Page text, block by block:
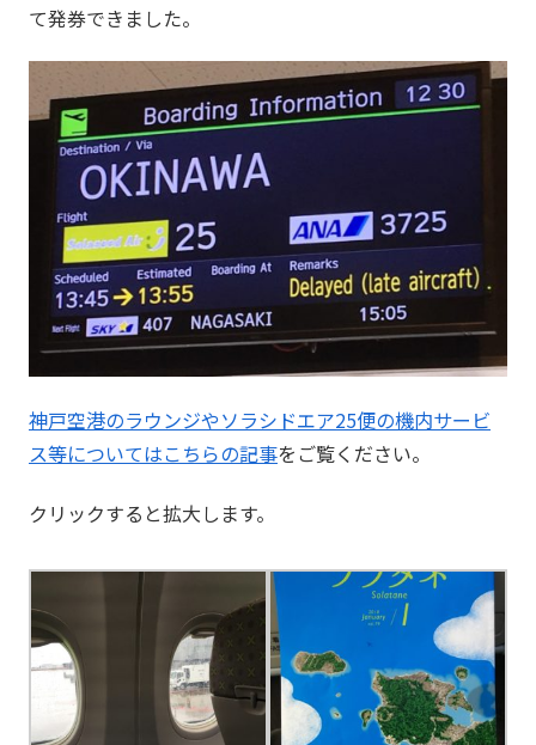
て発券できました。
神戸空港のラウンジやソラシドエア25便の機内サービ
ス等についてはこちらの記事をご覧ください。
クリックすると拡大します。